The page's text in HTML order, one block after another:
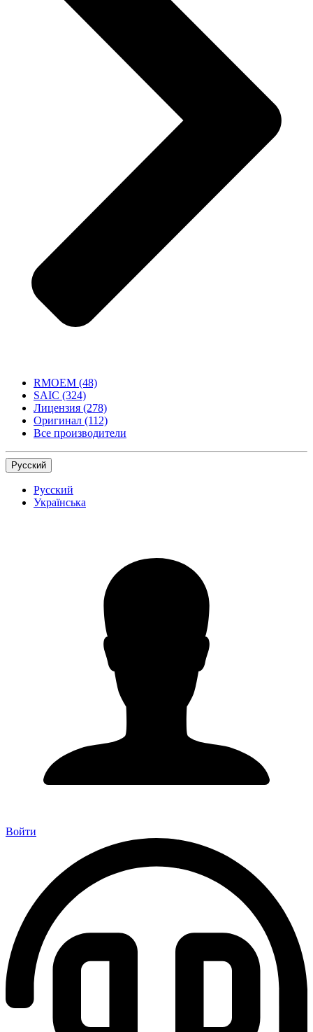
RMOEM (48)
SAIC (324)
Лицензия (278)
Оригинал (112)
Все производители
Русский
Русский
Українська
Войти